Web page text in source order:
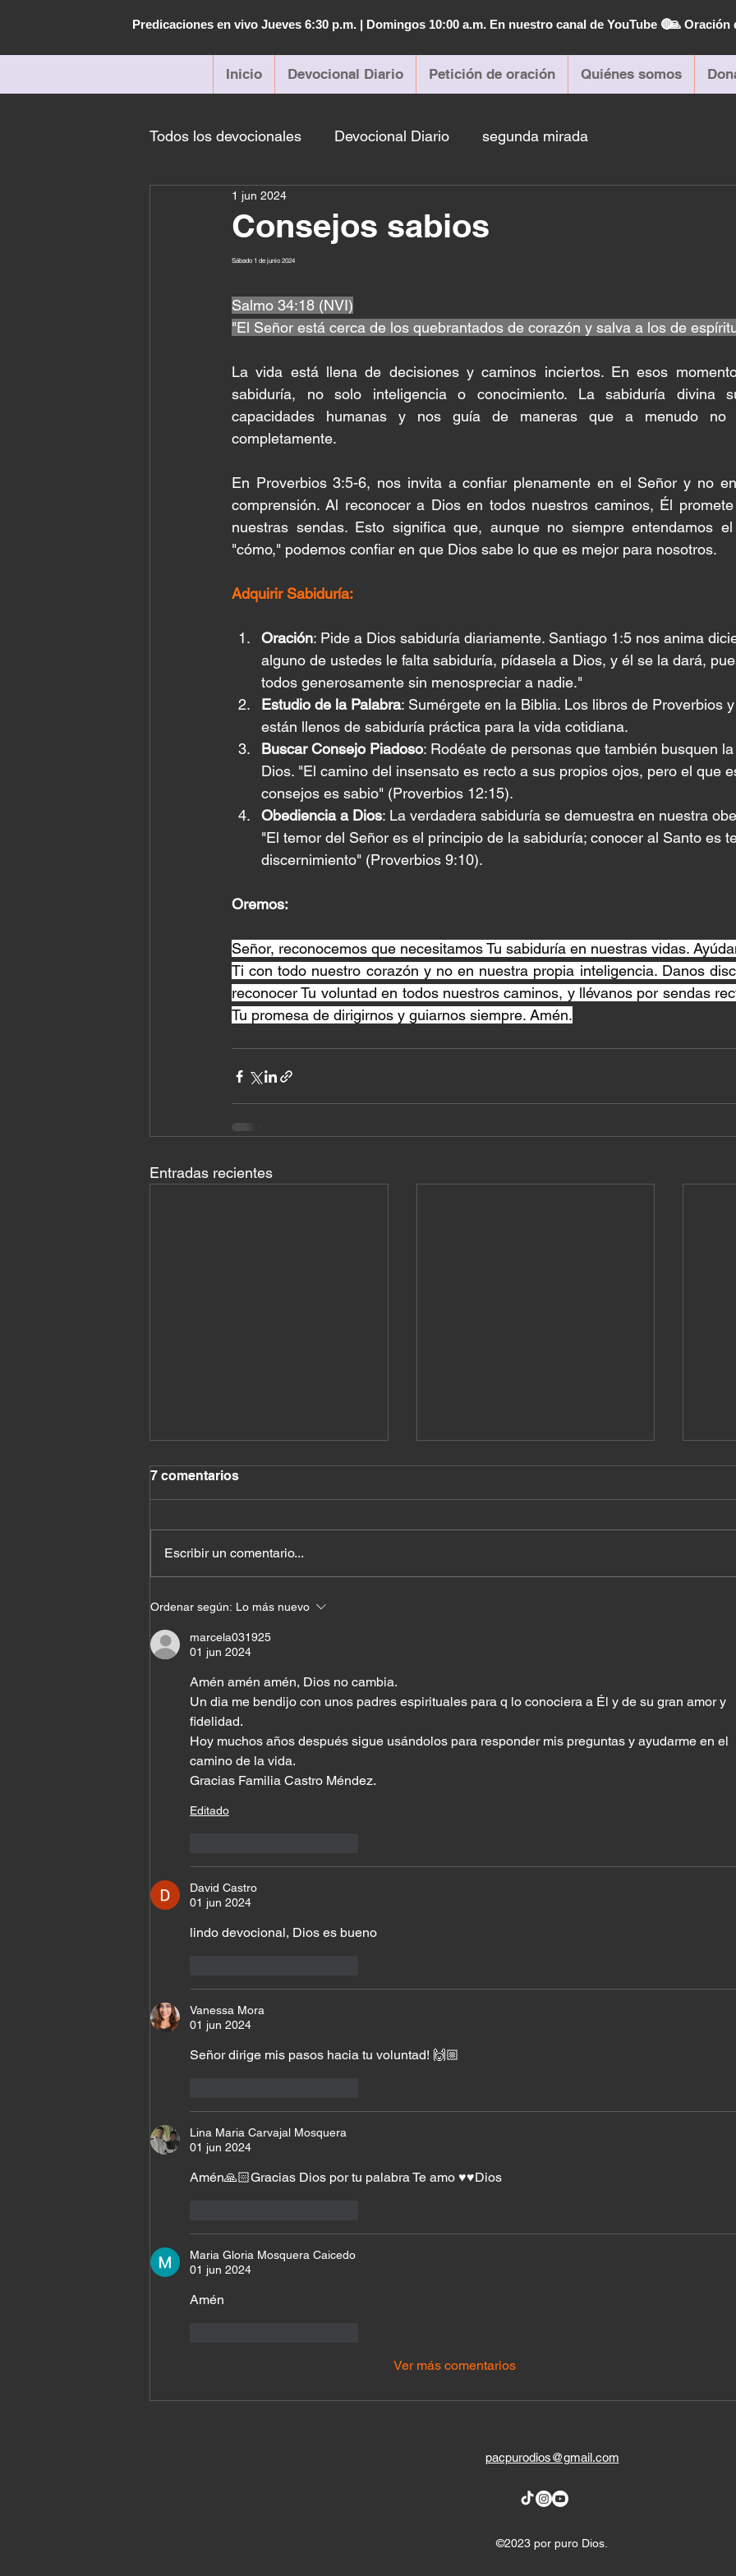
Predicaciones en vivo Jueves 6:30 p.m. | Domingos 10:00 a.m. En nuestro canal de YouTube 🔴🙏 Oración
Inicio Devocional Diario Petición de oración Quiénes somos
Todos los devocionales Devocional Diario segunda mirada
Consejos sabios
1 jun 2024
Sábado 1 de junio 2024
Salmo 34:18 (NVI)
"El Señor está cerca de los quebrantados de corazón y salva a los de
La vida está llena de decisiones y caminos inciertos. En esos
sabiduría, no solo inteligencia o conocimiento. La sabiduría divina
capacidades humanas y nos guía de maneras que a menudo no
completamente.
En Proverbios 3:5-6, nos invita a confiar plenamente en el Señor y no
comprensión. Al reconocer a Dios en todos nuestros caminos, Él
nuestras sendas. Esto significa que, aunque no siempre entendamos
"cómo," podemos confiar en que Dios sabe lo que es mejor para nosotros.
Adquirir Sabiduría:
Oración: Pide a Dios sabiduría diariamente. Santiago 1:5 nos anima
alguno de ustedes le falta sabiduría, pídasela a Dios, y él se la dará,
todos generosamente sin menospreciar a nadie."
Estudio de la Palabra: Sumérgete en la Biblia. Los libros de Proverbios
están llenos de sabiduría práctica para la vida cotidiana.
Buscar Consejo Piadoso: Rodéate de personas que también busquen
Dios. "El camino del insensato es recto a sus propios ojos, pero el que
consejos es sabio" (Proverbios 12:15).
Obediencia a Dios: La verdadera sabiduría se demuestra en nuestra
"El temor del Señor es el principio de la sabiduría; conocer al Santo es
discernimiento" (Proverbios 9:10).
Oremos:
Señor, reconocemos que necesitamos Tu sabiduría en nuestras vidas.
Ti con todo nuestro corazón y no en nuestra propia inteligencia. Danos
reconocer Tu voluntad en todos nuestros caminos, y llévanos por sendas
Tu promesa de dirigirnos y guiarnos siempre. Amén.
Entradas recientes
El costo de querer quedar
bien con todos
7 comentarios
Escribir un comentario...
Ordenar según: Lo más nuevo
marcela031925
01 jun 2024
Amén amén amén, Dios no cambia.
Un dia me bendijo con unos padres espirituales para q lo conociera a Él y de su gran amor y
fidelidad.
Hoy muchos años después sigue usándolos para responder mis preguntas y ayudarme en el
camino de la vida.
Gracias Familia Castro Méndez.
Editado
David Castro
01 jun 2024
lindo devocional, Dios es bueno
Vanessa Mora
01 jun 2024
Señor dirige mis pasos hacia tu voluntad! 🙌🏼
Lina Maria Carvajal Mosquera
01 jun 2024
Amén🙏🏻Gracias Dios por tu palabra Te amo ♥️♥️Dios
Maria Gloria Mosquera Caicedo
01 jun 2024
Amén
Ver más comentarios
pacpurodios@gmail.com
©2023 por puro Dios.